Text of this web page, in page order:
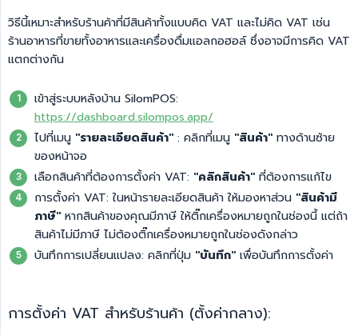
วิธีนี้เหมาะสำหรับร้านค้าที่มีสินค้าทั้งแบบคิด VAT และไม่คิด VAT เช่น
ร้านอาหารที่ขายทั้งอาหารและเครื่องดื่มแอลกอฮอล์ ซึ่งอาจมีการคิด VAT
แตกต่างกัน
เข้าสู่ระบบหลังบ้าน SilomPOS:
https://dashboard.silompos.app/
ไปที่เมนู "รายละเอียดสินค้า" : คลิกที่เมนู "สินค้า" ทางด้านซ้าย
ของหน้าจอ
เลือกสินค้าที่ต้องการตั้งค่า VAT: "คลิกสินค้า" ที่ต้องการแก้ไข
การตั้งค่า VAT: ในหน้ารายละเอียดสินค้า ให้มองหาส่วน "สินค้ามี
ภาษี" หากสินค้าของคุณมีภาษี ให้ติ๊กเครื่องหมายถูกในช่องนี้ แต่ถ้า
สินค้าไม่มีภาษี ไม่ต้องติ๊กเครื่องหมายถูกในช่องดังกล่าว
บันทึกการเปลี่ยนแปลง: คลิกที่ปุ่ม "บันทึก" เพื่อบันทึกการตั้งค่า
การตั้งค่า VAT สำหรับร้านค้า (ตั้งค่ากลาง):